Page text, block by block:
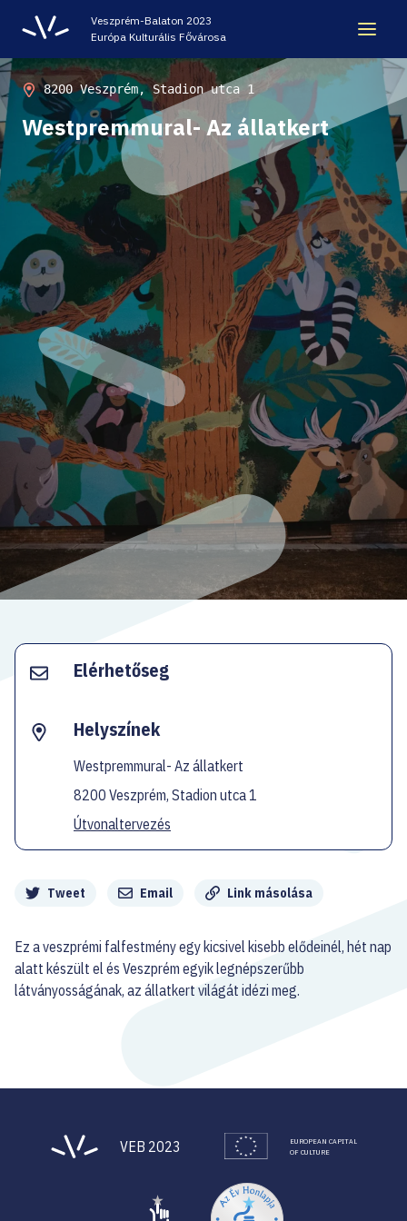
Veszprém-Balaton 2023
Európa Kulturális Fővárosa
ÖRÖKSÉG
VESZPRÉM-BALATON 2023 EKF
CODE - DIGITÁLIS ÉLMÉNYKÖZPONT
VÁRBÖRTÖN LÁTOGATÓKÖZPONT
HELLOVEB PROGRAMAJÁNLÓ
KARRIER
FacebookInstagramYouTube Spotify Twitter
EN
Westpremmural- Az állatkert
8200 Veszprém, Stadion utca 1
Tweet Email Link másolása
Ez a veszprémi falfestmény egy kicsivel kisebb elődeinél, hét nap
alatt készült el és Veszprém egyik legnépszerűbb
látványosságának, az állatkert világát idézi meg.
Elérhetőseg
Helyszínek
Westpremmural- Az állatkert
8200 Veszprém, Stadion utca 1
Útvonaltervezés
VEB 2023
EUROPEAN CAPITAL
OF CULTURE